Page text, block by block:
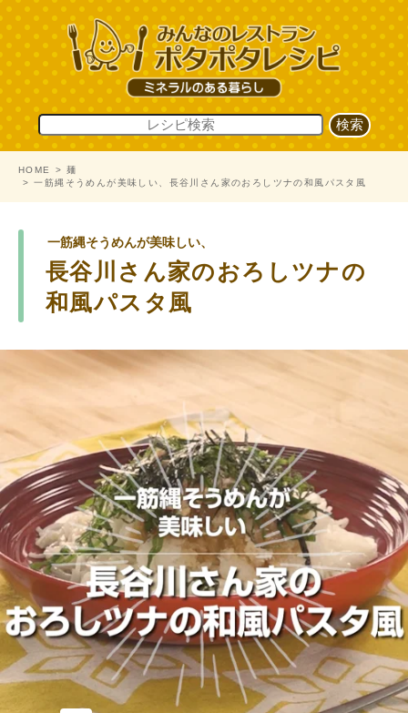
HOME
麺
一筋縄そうめんが美味しい、長谷川さん家のおろしツナの和風パスタ風
一筋縄そうめんが美味しい、
長谷川さん家のおろしツナの
和風パスタ風